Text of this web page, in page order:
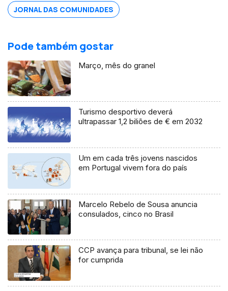
JORNAL DAS COMUNIDADES
Pode também gostar
Março, mês do granel
Turismo desportivo deverá
ultrapassar 1,2 biliões de € em 2032
Um em cada três jovens nascidos
em Portugal vivem fora do país
Marcelo Rebelo de Sousa anuncia
consulados, cinco no Brasil
CCP avança para tribunal, se lei não
for cumprida